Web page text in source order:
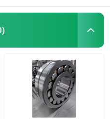
Verminderde Rol